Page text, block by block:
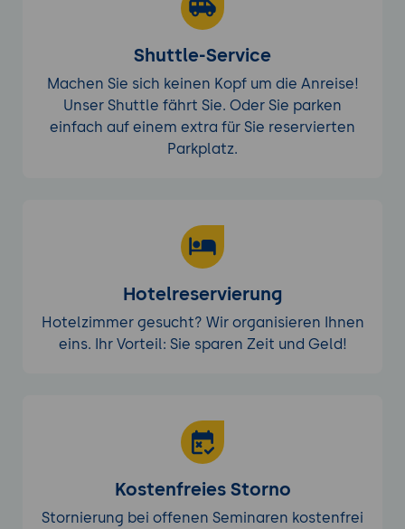
Shuttle-Service
Machen Sie sich keinen Kopf um die Anreise!
Unser Shuttle fährt Sie. Oder Sie parken
einfach auf einem extra für Sie reservierten
Parkplatz.
Hotelreservierung
Hotelzimmer gesucht? Wir organisieren Ihnen
eins. Ihr Vorteil: Sie sparen Zeit und Geld!
Kostenfreies Storno
Stornierung bei offenen Seminaren kostenfrei